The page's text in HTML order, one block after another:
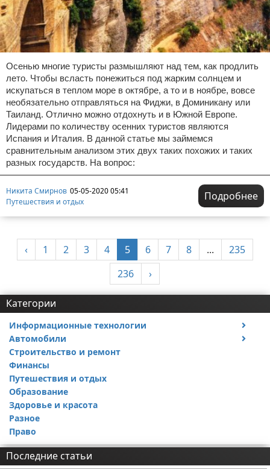
Осенью многие туристы размышляют над тем, как продлить
лето. Чтобы всласть понежиться под жарким солнцем и
искупаться в теплом море в октябре, а то и в ноябре, вовсе
необязательно отправляться на Фиджи, в Доминикану или
Таиланд. Отлично можно отдохнуть и в Южной Европе.
Лидерами по количеству осенних туристов являются
Испания и Италия. В данной статье мы займемся
сравнительным анализом этих двух таких похожих и таких
разных государств. На вопрос:
Никита Смирнов 05-05-2020 05:41
Путешествия и отдых
Подробнее
‹ 1 2 3 4 5 6 7 8 ...
235
236
›
Категории
Информационные технологии
Тесты и обзоры устройств
Автомобили
Ремонт авто
Строительство и ремонт
Финансы
Путешествия и отдых
Образование
Здоровье и красота
Разное
Право
Последние статьи